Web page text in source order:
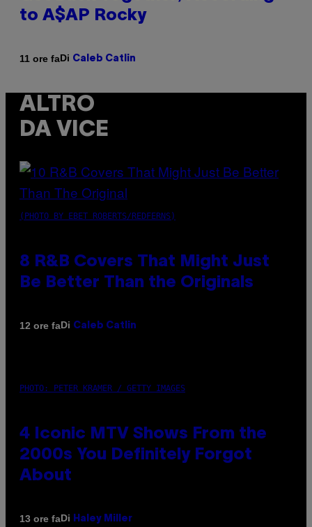
to A$AP Rocky
11 ore faDi Caleb Catlin
ALTRO
DA VICE
(PHOTO BY EBET ROBERTS/REDFERNS)
8 R&B Covers That Might Just
Be Better Than the Originals
12 ore faDi Caleb Catlin
PHOTO: PETER KRAMER / GETTY IMAGES
4 Iconic MTV Shows From the
2000s You Definitely Forgot
About
13 ore faDi Haley Miller